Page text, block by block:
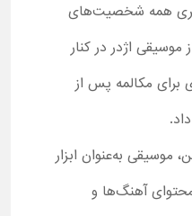
همه شخصیت‌های
موسیقی اژدر در کنار
برای مکالمه پس از
موسیقی به‌عنوان ابزار
محتوای آهنگ‌ها و